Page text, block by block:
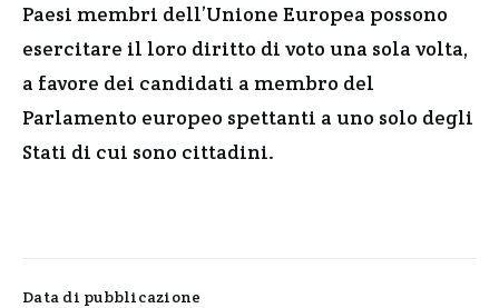
Data di pubblicazione
Paesi membri dell’Unione Europea possono
esercitare il loro diritto di voto una sola volta,
a favore dei candidati a membro del
Parlamento europeo spettanti a uno solo degli
Stati di cui sono cittadini.